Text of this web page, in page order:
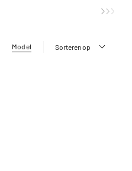
Model Sorteren op